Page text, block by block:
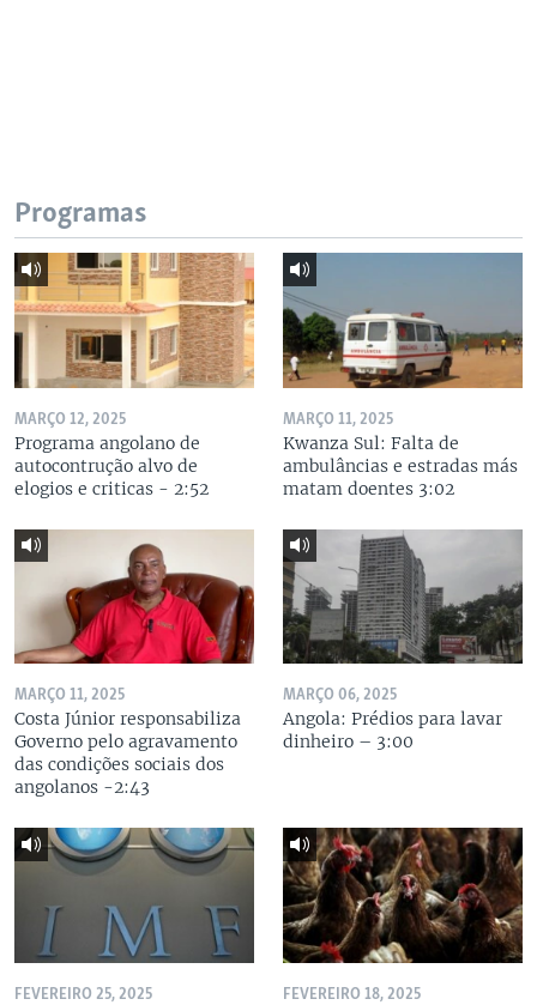
Programas
MARÇO 12, 2025
Programa angolano de
autocontrução alvo de
elogios e criticas - 2:52
MARÇO 11, 2025
Kwanza Sul: Falta de
ambulâncias e estradas más
matam doentes 3:02
MARÇO 11, 2025
Costa Júnior responsabiliza
Governo pelo agravamento
das condições sociais dos
angolanos -2:43
MARÇO 06, 2025
Angola: Prédios para lavar
dinheiro – 3:00
FEVEREIRO 25, 2025 FEVEREIRO 18, 2025